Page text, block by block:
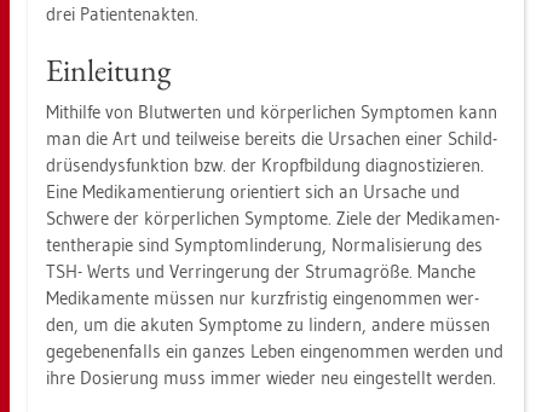
drei Pa­ti­en­ten­ak­ten.
Ein­lei­tung
Mit­hil­fe von Blut­wer­ten und kör­per­li­chen Sym­pto­men kann
man die Art und teil­wei­se be­reits die Ur­sa­chen einer Schild­
drü­sen­dys­funk­ti­on bzw. der Kropf­bil­dung dia­gnos­ti­zie­ren.
Eine Me­di­ka­men­tie­rung ori­en­tiert sich an Ur­sa­che und
Schwe­re der kör­per­li­chen Sym­pto­me. Ziele der Me­di­ka­men­
ten­the­ra­pie sind Sym­ptom­lin­de­rung, Nor­ma­li­sie­rung des
TSH- Werts und Ver­rin­ge­rung der Strum­a­grö­ße. Man­che
Me­di­ka­men­te müs­sen nur kurz­fris­tig ein­ge­nom­men wer­
den, um die aku­ten Sym­pto­me zu lin­dern, an­de­re müs­sen
ge­ge­be­nen­falls ein gan­zes Leben ein­ge­nom­men wer­den und
ihre Do­sie­rung muss immer wie­der neu ein­ge­stellt wer­den.